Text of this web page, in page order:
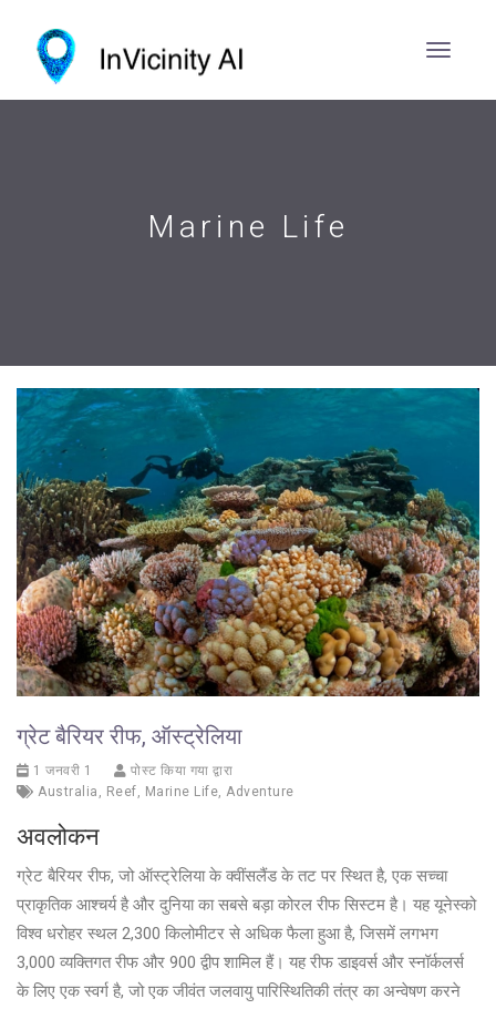
Marine Life
ग्रेट बैरियर रीफ, ऑस्ट्रेलिया
1 जनवरी 1
पोस्ट किया गया द्वारा
Australia , Reef, Marine Life, Adventure
अवलोकन
ग्रेट बैरियर रीफ, जो ऑस्ट्रेलिया के क्वींसलैंड के तट पर स्थित है, एक सच्चा
प्राकृतिक आश्चर्य है और दुनिया का सबसे बड़ा कोरल रीफ सिस्टम है। यह यूनेस्को
विश्व धरोहर स्थल 2,300 किलोमीटर से अधिक फैला हुआ है, जिसमें लगभग
3,000 व्यक्तिगत रीफ और 900 द्वीप शामिल हैं। यह रीफ डाइवर्स और स्नॉर्कलर्स
के लिए एक स्वर्ग है, जो एक जीवंत जलवायु पारिस्थितिकी तंत्र का अन्वेषण करने